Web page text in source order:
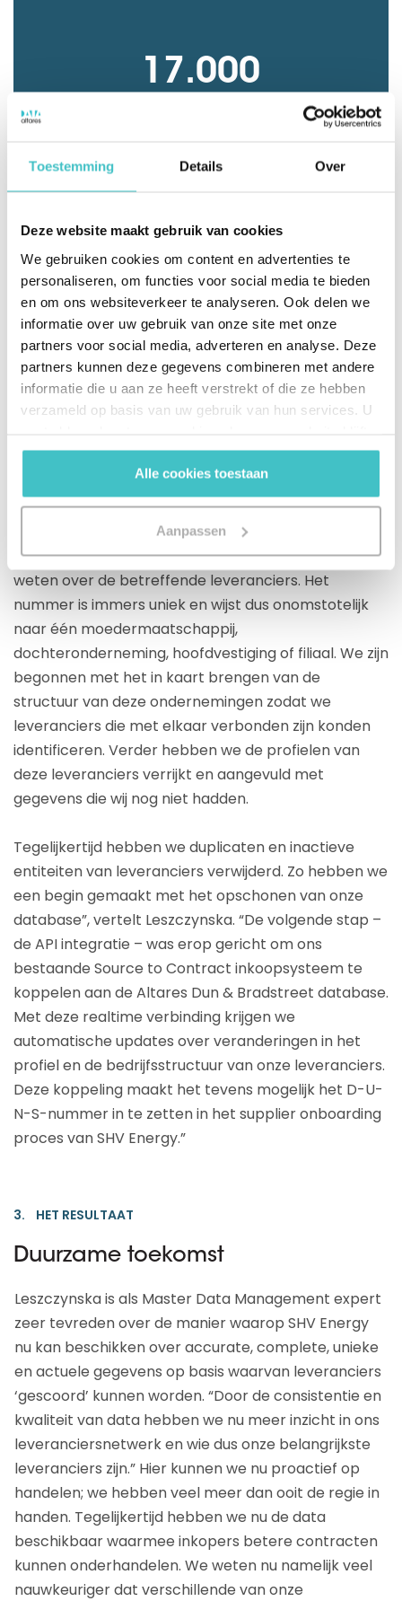
Toestemming Details Over
Deze website maakt gebruik van cookies
We gebruiken cookies om content en advertenties te
personaliseren, om functies voor social media te bieden
en om ons websiteverkeer te analyseren. Ook delen we
informatie over uw gebruik van onze site met onze
partners voor social media, adverteren en analyse. Deze
partners kunnen deze gegevens combineren met andere
informatie die u aan ze heeft verstrekt of die ze hebben
verzameld op basis van uw gebruik van hun services. U
gebruiken.
Alle cookies toestaan
Aanpassen
17.000
25
landen actief
Dit zijn exact de redenen waarom SHV Energy voor
Altares Dun & Bradstreet heeft gekozen. “Aan de
hand van het D-U-N-S-nummer komen we alles te
weten over de betreffende leveranciers. Het
nummer is immers uniek en wijst dus onomstotelijk
naar één moedermaatschappij,
dochteronderneming, hoofdvestiging of filiaal. We zijn
begonnen met het in kaart brengen van de
structuur van deze ondernemingen zodat we
leveranciers die met elkaar verbonden zijn konden
identificeren. Verder hebben we de profielen van
deze leveranciers verrijkt en aangevuld met
gegevens die wij nog niet hadden.
Tegelijkertijd hebben we duplicaten en inactieve
entiteiten van leveranciers verwijderd. Zo hebben we
een begin gemaakt met het opschonen van onze
database”, vertelt Leszczynska. “De volgende stap –
de API integratie – was erop gericht om ons
bestaande Source to Contract inkoopsysteem te
koppelen aan de Altares Dun & Bradstreet database.
Met deze realtime verbinding krijgen we
automatische updates over veranderingen in het
profiel en de bedrijfsstructuur van onze leveranciers.
Deze koppeling maakt het tevens mogelijk het D-U-
N-S-nummer in te zetten in het supplier onboarding
proces van SHV Energy.”
3. HET RESULTAAT
Duurzame toekomst
Leszczynska is als Master Data Management expert
zeer tevreden over de manier waarop SHV Energy
nu kan beschikken over accurate, complete, unieke
en actuele gegevens op basis waarvan leveranciers
‘gescoord’ kunnen worden. “Door de consistentie en
kwaliteit van data hebben we nu meer inzicht in ons
leveranciersnetwerk en wie dus onze belangrijkste
leveranciers zijn.” Hier kunnen we nu proactief op
handelen; we hebben veel meer dan ooit de regie in
handen. Tegelijkertijd hebben we nu de data
beschikbaar waarmee inkopers betere contracten
kunnen onderhandelen. We weten nu namelijk veel
nauwkeuriger dat verschillende van onze